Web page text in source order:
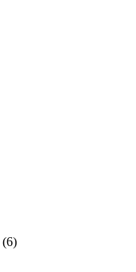
(6)